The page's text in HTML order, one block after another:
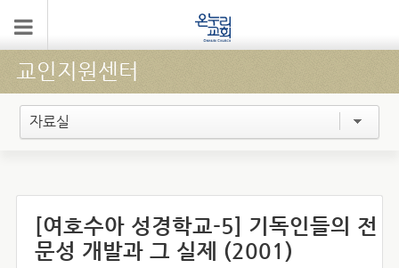
교인지원센터
자료실
[여호수아 성경학교-5] 기독인들의 전
문성 개발과 그 실제 (2001)